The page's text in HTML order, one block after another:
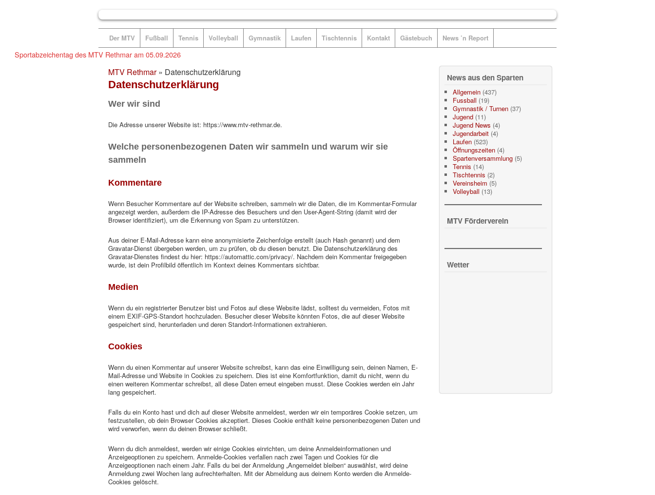
Der MTV Fußball Tennis Volleyball Gymnastik Laufen Tischtennis Kontakt Gästebuch News ’n Report
Sportabzeichentag des MTV Rethmar am 05.09.2026
MTV Rethmar» Datenschutzerklärung
Datenschutzerklärung
Wer wir sind
Die Adresse unserer Website ist: https://www.mtv-rethmar.de.
Welche personenbezogenen Daten wir sammeln und warum wir sie
sammeln
Kommentare
Wenn Besucher Kommentare auf der Website schreiben, sammeln wir die Daten, die im Kommentar-Formular
angezeigt werden, außerdem die IP-Adresse des Besuchers und den User-Agent-String (damit wird der
Browser identifiziert), um die Erkennung von Spam zu unterstützen.
Aus deiner E-Mail-Adresse kann eine anonymisierte Zeichenfolge erstellt (auch Hash genannt) und dem
Gravatar-Dienst übergeben werden, um zu prüfen, ob du diesen benutzt. Die Datenschutzerklärung des
Gravatar-Dienstes findest du hier: https://automattic.com/privacy/. Nachdem dein Kommentar freigegeben
wurde, ist dein Profilbild öffentlich im Kontext deines Kommentars sichtbar.
Medien
Wenn du ein registrierter Benutzer bist und Fotos auf diese Website lädst, solltest du vermeiden, Fotos mit
einem EXIF-GPS-Standort hochzuladen. Besucher dieser Website könnten Fotos, die auf dieser Website
gespeichert sind, herunterladen und deren Standort-Informationen extrahieren.
Cookies
Wenn du einen Kommentar auf unserer Website schreibst, kann das eine Einwilligung sein, deinen Namen, E-
Mail-Adresse und Website in Cookies zu speichern. Dies ist eine Komfortfunktion, damit du nicht, wenn du
einen weiteren Kommentar schreibst, all diese Daten erneut eingeben musst. Diese Cookies werden ein Jahr
lang gespeichert.
Falls du ein Konto hast und dich auf dieser Website anmeldest, werden wir ein temporäres Cookie setzen, um
festzustellen, ob dein Browser Cookies akzeptiert. Dieses Cookie enthält keine personenbezogenen Daten und
wird verworfen, wenn du deinen Browser schließt.
Wenn du dich anmeldest, werden wir einige Cookies einrichten, um deine Anmeldeinformationen und
Anzeigeoptionen zu speichern. Anmelde-Cookies verfallen nach zwei Tagen und Cookies für die
Anzeigeoptionen nach einem Jahr. Falls du bei der Anmeldung „Angemeldet bleiben“ auswählst, wird deine
Anmeldung zwei Wochen lang aufrechterhalten. Mit der Abmeldung aus deinem Konto werden die Anmelde-
Cookies gelöscht.
News aus den Sparten
Allgemein(437)
Fussball (19)
Gymnastik / Turnen(37)
Jugend(11)
Jugend News (4)
Jugendarbeit(4)
Laufen(523)
Öffnungszeiten(4)
Spartenversammlung(5)
Tennis (14)
Tischtennis (2)
Vereinsheim (5)
Volleyball (13)
MTV Förderverein
Wetter